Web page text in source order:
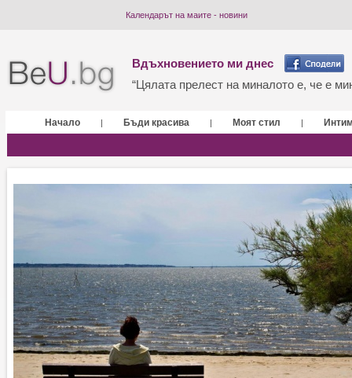
Календарът на маите - новини
Вдъхновението ми днес
“Цялата прелест на миналото е, че е
Начало | Бъди красива | Моят стил |